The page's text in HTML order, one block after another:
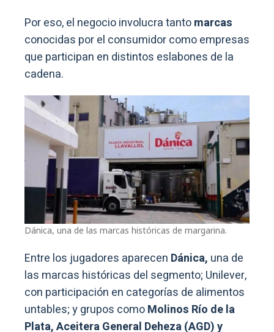
Por eso, el negocio involucra tantomarcas
conocidas por el consumidor como empresas
que participan en distintos eslabones de la
cadena.
Dánica, una de las marcas históricas de margarina.
Entre los jugadores aparecen Dánica, una de
las marcas históricas del segmento; Unilever,
con participación en categorías de alimentos
untables; y grupos comoMolinos Río de la
Plata, Aceitera General Deheza (AGD) y